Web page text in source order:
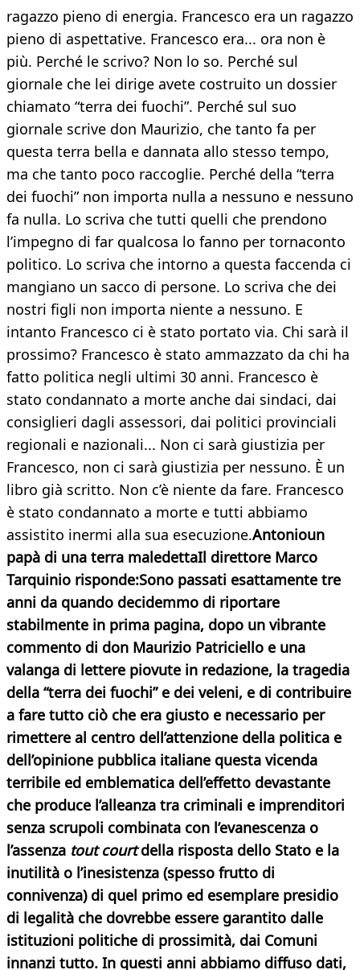
ragazzo pieno di energia. Francesco era un ragazzo
pieno di aspettative. Francesco era... ora non è
più. Perché le scrivo? Non lo so. Perché sul
giornale che lei dirige avete costruito un dossier
chiamato “terra dei fuochi”. Perché sul suo
giornale scrive don Maurizio, che tanto fa per
questa terra bella e dannata allo stesso tempo,
ma che tanto poco raccoglie. Perché della “terra
dei fuochi” non importa nulla a nessuno e nessuno
fa nulla. Lo scriva che tutti quelli che prendono
l’impegno di far qualcosa lo fanno per tornaconto
politico. Lo scriva che intorno a questa faccenda ci
mangiano un sacco di persone. Lo scriva che dei
nostri figli non importa niente a nessuno. E
intanto Francesco ci è stato portato via. Chi sarà il
prossimo? Francesco è stato ammazzato da chi ha
fatto politica negli ultimi 30 anni. Francesco è
stato condannato a morte anche dai sindaci, dai
consiglieri dagli assessori, dai politici provinciali
regionali e nazionali... Non ci sarà giustizia per
Francesco, non ci sarà giustizia per nessuno. È un
libro già scritto. Non c’è niente da fare. Francesco
è stato condannato a morte e tutti abbiamo
assistito inermi alla sua esecuzione.Antonioun
papà di una terra maledettaIl direttore Marco
Tarquinio risponde:Sono passati esattamente tre
anni da quando decidemmo di riportare
stabilmente in prima pagina, dopo un vibrante
commento di don Maurizio Patriciello e una
valanga di lettere piovute in redazione, la tragedia
della “terra dei fuochi” e dei veleni, e di contribuire
a fare tutto ciò che era giusto e necessario per
rimettere al centro dell’attenzione della politica e
dell’opinione pubblica italiane questa vicenda
terribile ed emblematica dell’effetto devastante
che produce l’alleanza tra criminali e imprenditori
senza scrupoli combinata con l’evanescenza o
l’assenza tout courtdella risposta dello Stato e la
inutilità o l’inesistenza (spesso frutto di
connivenza) di quel primo ed esemplare presidio
di legalità che dovrebbe essere garantito dalle
istituzioni politiche di prossimità, dai Comuni
innanzi tutto. In questi anni abbiamo diffuso dati,